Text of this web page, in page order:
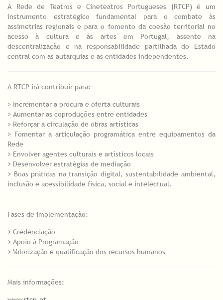
A Rede de Teatros e Cineteatros Portugueses (RTCP) é um
instrumento estratégico fundamental para o combate às
assimetrias regionais e para o fomento da coesão territorial no
acesso à cultura e às artes em Portugal, assente na
descentralização e na responsabilidade partilhada do Estado
central com as autarquias e as entidades independentes.
A RTCP irá contribuir para:
> Incrementar a procura e oferta culturais
> Aumentar as coproduções entre entidades
> Reforçar a circulação de obras artísticas
> Fomentar a articulação programática entre equipamentos da
Rede
> Envolver agentes culturais e artísticos locais
> Desenvolver estratégias de mediação
> Boas práticas na transição digital, sustentabilidade ambiental,
inclusão e acessibilidade física, social e intelectual.
Fases de implementação:
> Credenciação
> Apoio à Programação
> Valorização e qualificação dos recursos humanos
Mais informações: